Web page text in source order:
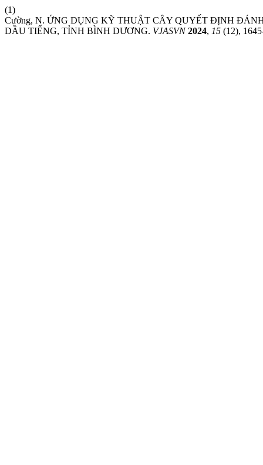
(1)
Cường, N. ỨNG DỤNG KỸ THUẬT CÂY QUYẾT ĐỊNH
DẦU TIẾNG, TỈNH BÌNH DƯƠNG. VJASVN 2024, 15 (12),